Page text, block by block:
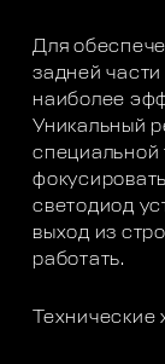
Для
задней
наиболее
Уникальный
специальной
светодиод
выход из
работать.
Технические